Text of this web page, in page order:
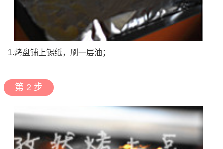
1.烤盘铺上锡纸，刷一层油；
第 2 步